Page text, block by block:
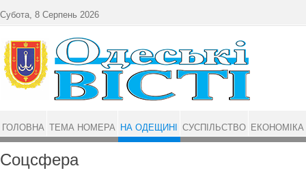
Соцсфера
Субота, 8 Серпень 2026
ГОЛОВНА ТЕМА НОМЕРА НА ОДЕЩИНІ СУСПІЛЬСТВО ЕКОНОМІКА